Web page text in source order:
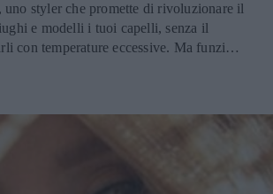
styler che promette di rivoluzionare il
e modelli i tuoi capelli, senza il
con temperature eccessive. Ma funziona